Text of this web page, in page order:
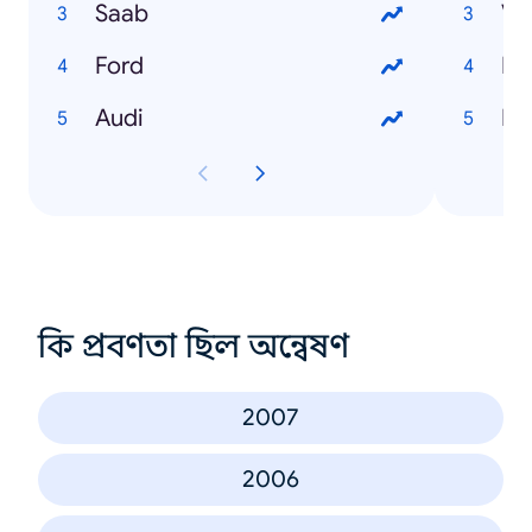
Saab
Ford
Audi
কি প্রবণতা ছিল অন্বেষণ
2007
2006